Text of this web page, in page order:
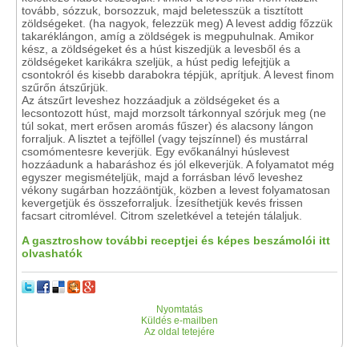
tovább, sózzuk, borsozzuk, majd beletesszük a tisztított
zöldségeket. (ha nagyok, felezzük meg) A levest addig főzzük
takaréklángon, amíg a zöldségek is megpuhulnak. Amikor
kész, a zöldségeket és a húst kiszedjük a levesből és a
zöldségeket karikákra szeljük, a húst pedig lefejtjük a
csontokról és kisebb darabokra tépjük, aprítjuk. A levest finom
szűrőn átszűrjük.
Az átszűrt leveshez hozzáadjuk a zöldségeket és a
lecsontozott húst, majd morzsolt tárkonnyal szórjuk meg (ne
túl sokat, mert erősen aromás fűszer) és alacsony lángon
forraljuk. A lisztet a tejföllel (vagy tejszínnel) és mustárral
csomómentesre keverjük. Egy evőkanálnyi húslevest
hozzáadunk a habaráshoz és jól elkeverjük. A folyamatot még
egyszer megismételjük, majd a forrásban lévő leveshez
vékony sugárban hozzáöntjük, közben a levest folyamatosan
kevergetjük és összeforraljuk. Ízesíthetjük kevés frissen
facsart citromlével. Citrom szeletkével a tetején tálaljuk.
A gasztroshow további receptjei és képes beszámolói itt
olvashatók
Nyomtatás
Küldés e-mailben
Az oldal tetejére